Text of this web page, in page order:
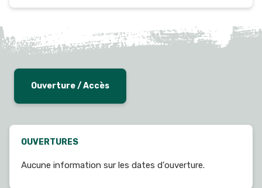
Ouverture / Accès
OUVERTURES
Aucune information sur les dates d'ouverture.